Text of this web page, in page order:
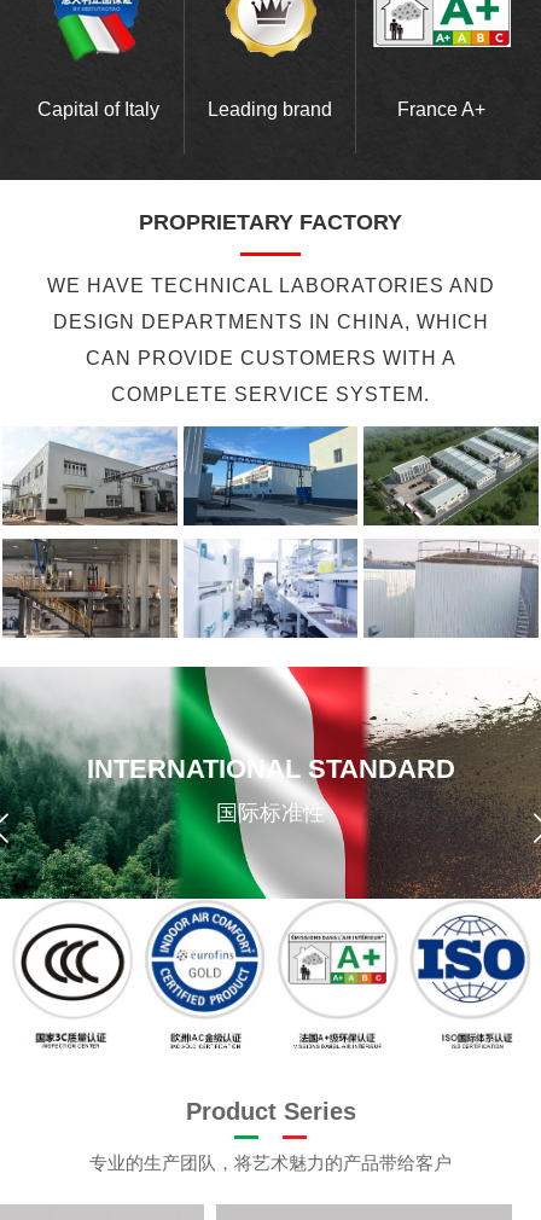
Capital of Italy Leading brand France A+
PROPRIETARY FACTORY
WE HAVE TECHNICAL LABORATORIES AND
DESIGN DEPARTMENTS IN CHINA, WHICH
CAN PROVIDE CUSTOMERS WITH A
COMPLETE SERVICE SYSTEM.
INTERNATIONAL STANDARD
国际标准性
Product Series
专业的生产团队，将艺术魅力的产品带给客户